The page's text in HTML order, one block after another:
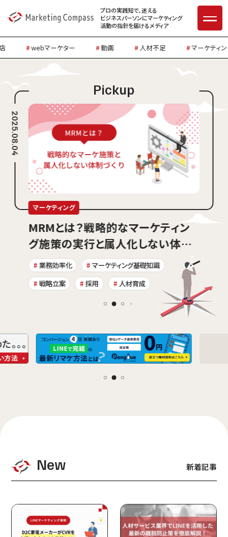
プロの実践知で、迷える
ビジネスパーソンにマーケティング
活動の指針を届けるメディア
webマーケター 動画 人材不足 マーケティン
2025.08.04
マーケティング
MRMとは？戦略的なマーケティン
グ施策の実行と属人化しない体制
づくり
業務効率化
マーケティング基礎知識
戦略立案
採用 人材育成
New 新着記事